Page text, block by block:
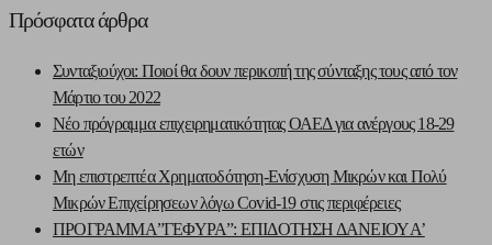
Πρόσφατα άρθρα
Συνταξιούχοι: Ποιοί θα δουν περικοπή της σύνταξης τους από τον
Μάρτιο του 2022
Νέο πρόγραμμα επιχειρηματικότητας ΟΑΕΔ για ανέργους 18-29
ετών
Μη επιστρεπτέα Χρηματοδότηση-Ενίσχυση Μικρών και Πολύ
Μικρών Επιχείρησεων λόγω Covid-19 στις περιφέρειες
ΠΡΟΓΡΑΜΜΑ”ΓΕΦΥΡΑ”: ΕΠΙΔΟΤΗΣΗ ΔΑΝΕΙΟΥ Α’